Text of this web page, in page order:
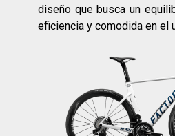
diseño que busca un
eficiencia y comodida en el